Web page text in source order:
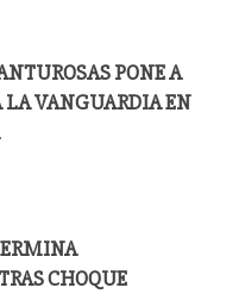
PONE A
LA VANGUARDIA EN
CHOQUE